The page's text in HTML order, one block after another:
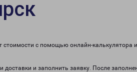
с помощью онлайн-калькулятора
и заполнить заявку. После